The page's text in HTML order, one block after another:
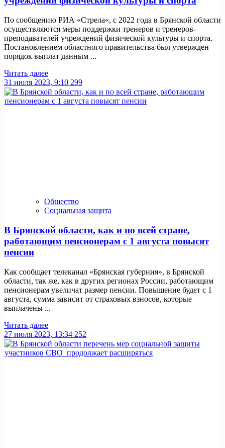
По сообщению РИА «Стрела«, с 2022 года в Брянской области
осуществляются меры поддержки тренеров и тренеров-
преподавателей учреждений физической культуры и спорта.
Постановлением областного правительства был утвержден
порядок выплат данным ...
Читать далее
31 июля 2023, 9:10 299
Общество
Социальная защита
В Брянской области, как и по всей стране,
работающим пенсионерам с 1 августа повысят
пенсии
Как сообщает телеканал «Брянская губерния», в Брянской
области, так же, как в других регионах России, работающим
пенсионерам увеличат размер пенсии. Повышение будет с 1
августа, сумма зависит от страховых взносов, которые
выплачены ...
Читать далее
27 июля 2023, 13:34 252